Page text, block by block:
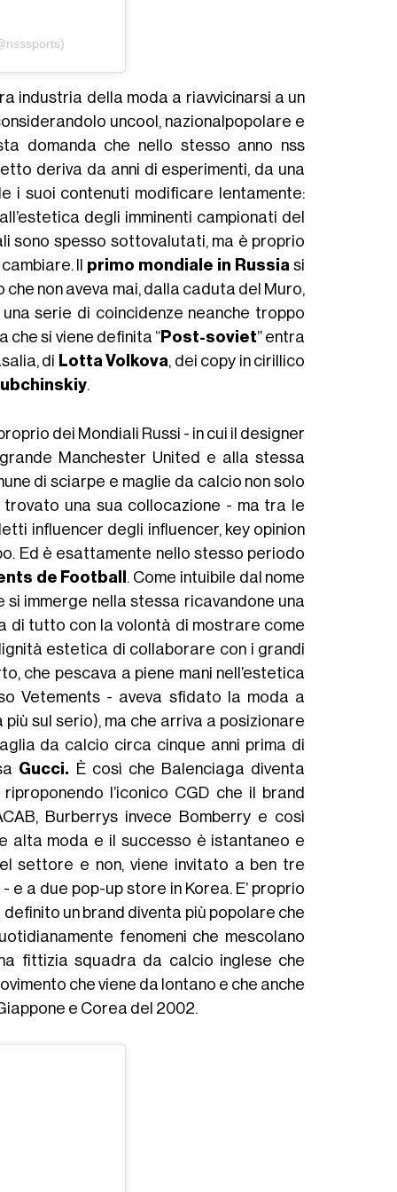
industria della moda a riavvicinarsi a un
uncool, nazionalpopolare e
domanda che nello stesso anno nss
deriva da anni di esperimenti, da una
i suoi contenuti modificare lentamente:
degli imminenti campionati del
sono spesso sottovalutati, ma è proprio
Il primo mondiale in Russia si
non aveva mai, dalla caduta del Muro,
serie di coincidenze neanche troppo
si viene definita “Post-soviet” entra
di Lotta Volkova, dei copy in cirillico
.
dei Mondiali Russi - in cui il designer
Manchester United e alla stessa
di sciarpe e maglie da calcio non solo
una sua collocazione - ma tra le
influencer degli influencer, key opinion
Ed è esattamente nello stesso periodo
de Football
. Come intuibile dal nome
immerge nella stessa ricavandone una
di tutto con la volontà di mostrare come
estetica di collaborare con i grandi
che pescava a piene mani nell’estetica
Vetements - aveva sfidato la moda a
sul serio), ma che arriva a posizionare
da calcio circa cinque anni prima di
Gucci. È così che Balenciaga diventa
l’iconico CGD che il brand
Burberrys invece Bomberry e così
alta moda e il successo è istantaneo e
settore e non, viene invitato a ben tre
a due pop-up store in Korea. E’ proprio
un brand diventa più popolare che
fenomeni che mescolano
fittizia squadra da calcio inglese che
che viene da lontano e che anche
e Corea del 2002.